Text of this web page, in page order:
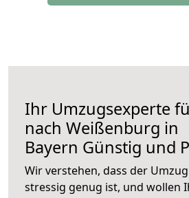
Ihr Umzugsexperte
nach Weißenburg in
Bayern Günstig und
Wir verstehen, dass der
stressig genug ist, und wollen